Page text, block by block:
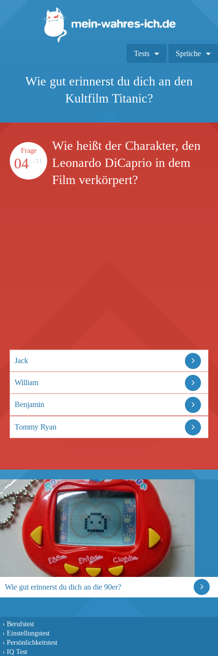
Tests Sprüche
Wie gut erinnerst du dich an den
Kultfilm Titanic?
Frage
04 /11
Wie heißt der Charakter, den
Leonardo DiCaprio in dem
Film verkörpert?
Jack
William
Benjamin
Tommy Ryan
Wie gut erinnerst du dich an die 90er?
› Berufstest
› Einstellungstest
› Persönlichkeitstest
› IQ Test